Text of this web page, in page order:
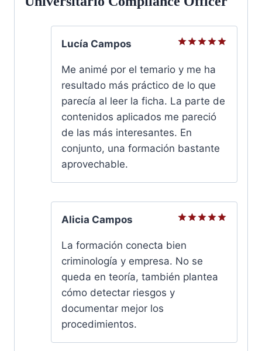
Lucía Campos
con5 de
5
Me animé por el temario y me ha
resultado más práctico de lo que
parecía al leer la ficha. La parte de
contenidos aplicados me pareció
de las más interesantes. En
conjunto, una formación bastante
aprovechable.
Alicia Campos
con
5
La formación conecta bien
criminología y empresa. No se
queda en teoría, también plantea
cómo detectar riesgos y
documentar mejor los
procedimientos.